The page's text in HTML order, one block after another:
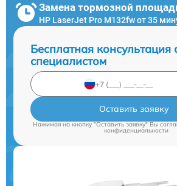
Замена тормозной
HP LaserJet Pro M132fw от 35
Бесплатная консультация
специалистом
Оставить заявку
Нажимая на кнопку "Оставить заявку" Вы
конфиденциальности